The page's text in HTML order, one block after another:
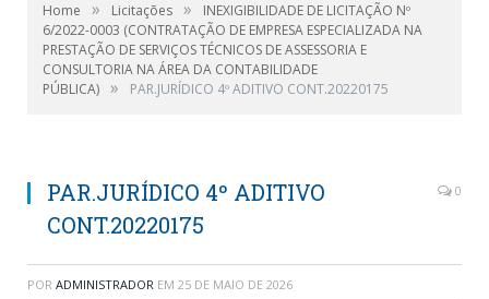
Home » Licitações »
INEXIGIBILIDADE DE LICITAÇÃO Nº
6/2022-0003 (CONTRATAÇÃO DE EMPRESA ESPECIALIZADA NA
PRESTAÇÃO DE SERVIÇOS TÉCNICOS DE ASSESSORIA E
CONSULTORIA NA ÁREA DA CONTABILIDADE
PÚBLICA) » PAR.JURÍDICO 4º ADITIVO CONT.20220175
PAR.JURÍDICO 4º ADITIVO
CONT.20220175
0
POR ADMINISTRADOR EM 25 DE MAIO DE 2026